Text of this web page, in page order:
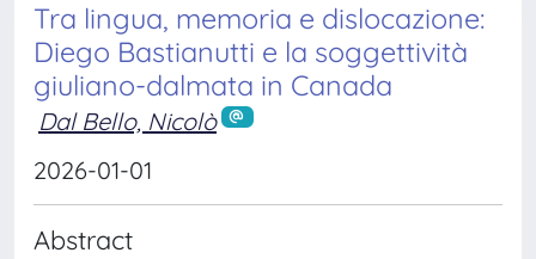
Tra lingua, memoria e dislocazione:
Diego Bastianutti e la soggettività
giuliano-dalmata in Canada
Dal Bello, Nicolò
2026-01-01
Abstract